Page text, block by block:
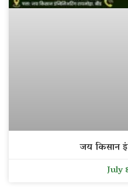
जय किसान
July